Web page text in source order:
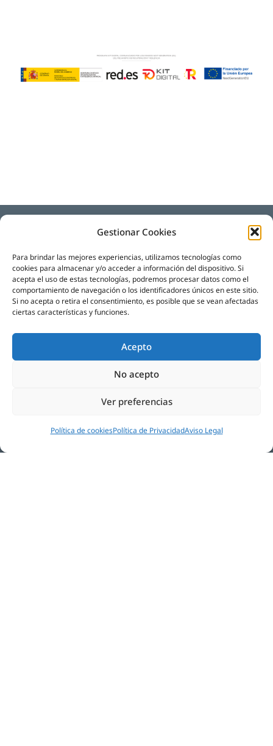
Gestionar Cookies
Para brindar las mejores experiencias, utilizamos tecnologías como
cookies para almacenar y/o acceder a información del dispositivo. Si
acepta el uso de estas tecnologías, podremos procesar datos como el
comportamiento de navegación o los identificadores únicos en este sitio.
Si no acepta o retira el consentimiento, es posible que se vean afectadas
ciertas características y funciones.
Acepto
No acepto
Ver preferencias
Política de cookiesPolítica de PrivacidadAviso Legal
Tus especialistas en
reformas de baños y cocinas
Aviso Legal
Política de cookies (UE)